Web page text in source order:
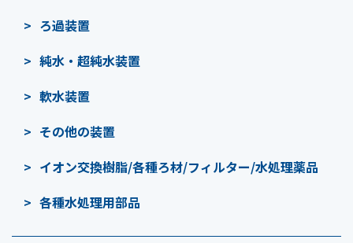
ろ過装置
純水・超純水装置
軟水装置
その他の装置
イオン交換樹脂/各種ろ材/フィルター/水処理薬品
各種水処理用部品